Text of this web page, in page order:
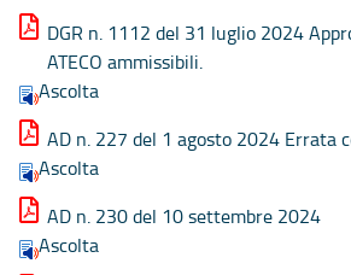
DGR n. 1112 del 31 luglio 2024
ATECO ammissibili.
Ascolta
AD n. 227 del 1 agosto 2024 Errata
Ascolta
AD n. 230 del 10 settembre 2024
Ascolta